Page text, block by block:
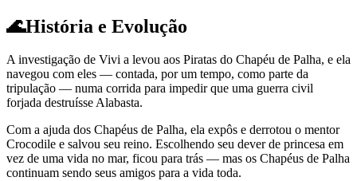
🌊História e Evolução
A investigação de Vivi a levou aos Piratas do Chapéu de Palha, e ela
navegou com eles — contada, por um tempo, como parte da
tripulação — numa corrida para impedir que uma guerra civil
forjada destruísse Alabasta.
Com a ajuda dos Chapéus de Palha, ela expôs e derrotou o mentor
Crocodile e salvou seu reino. Escolhendo seu dever de princesa em
vez de uma vida no mar, ficou para trás — mas os Chapéus de Palha
continuam sendo seus amigos para a vida toda.